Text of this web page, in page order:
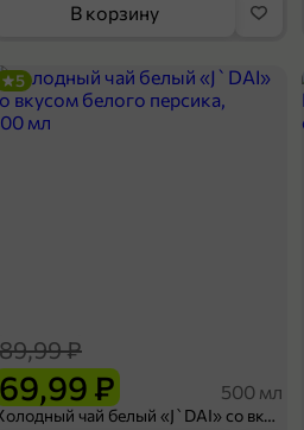
В корзину
69,99 ₽
89,99 ₽
500 мл
Холодный чай белый «J`DAI» со вкусом белого персика, 500 мл
5